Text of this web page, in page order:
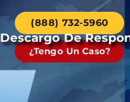
Descargo De
(888) 732-5960
¿Tengo Un Caso?